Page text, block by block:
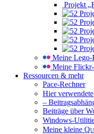
Projekt
Meine Lego-
Meine
Ressourcen & mehr
Pace-Rechner
Hier
–
Beiträge über
Windows-
Meine kleine